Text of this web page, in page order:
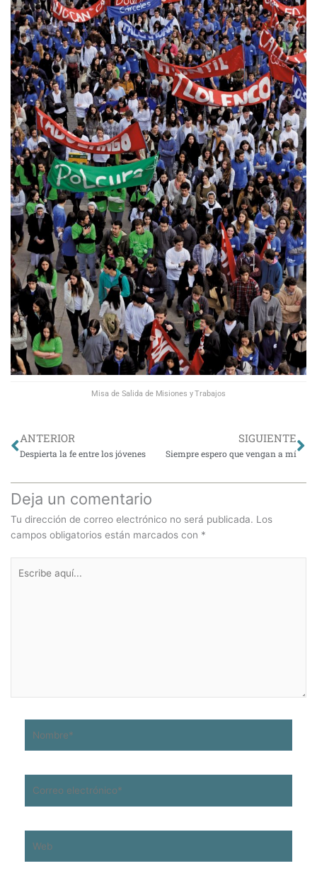
Misa de Salida de Misiones y Trabajos
Ant
ANTERIOR
Despierta la fe entre los jóvenes
SIGUIENTE
Siempre espero que vengan a mí
Deja un comentario
Tu dirección de correo electrónico no será publicada. Los
campos obligatorios están marcados con *
aquí...
electrónico*